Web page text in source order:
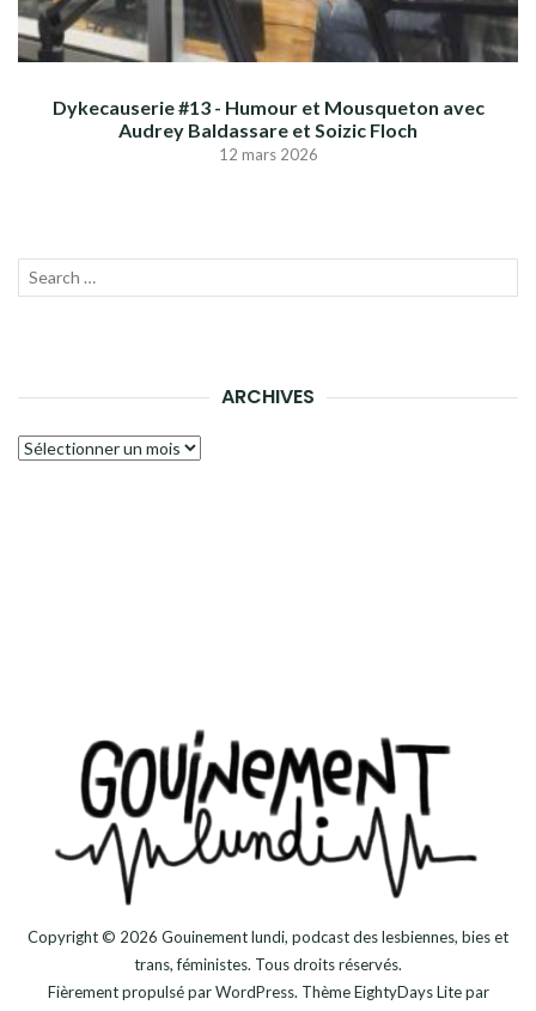
Dykecauserie #13 - Humour et Mousqueton avec
Audrey Baldassare et Soizic Floch
12 mars 2026
Recherche
ARCHIVES
Archives
Copyright © 2026 Gouinement lundi, podcast des lesbiennes, bies et
trans, féministes. Tous droits réservés.
Fièrement propulsé parWordPress. ThèmeEightyDays Litepar